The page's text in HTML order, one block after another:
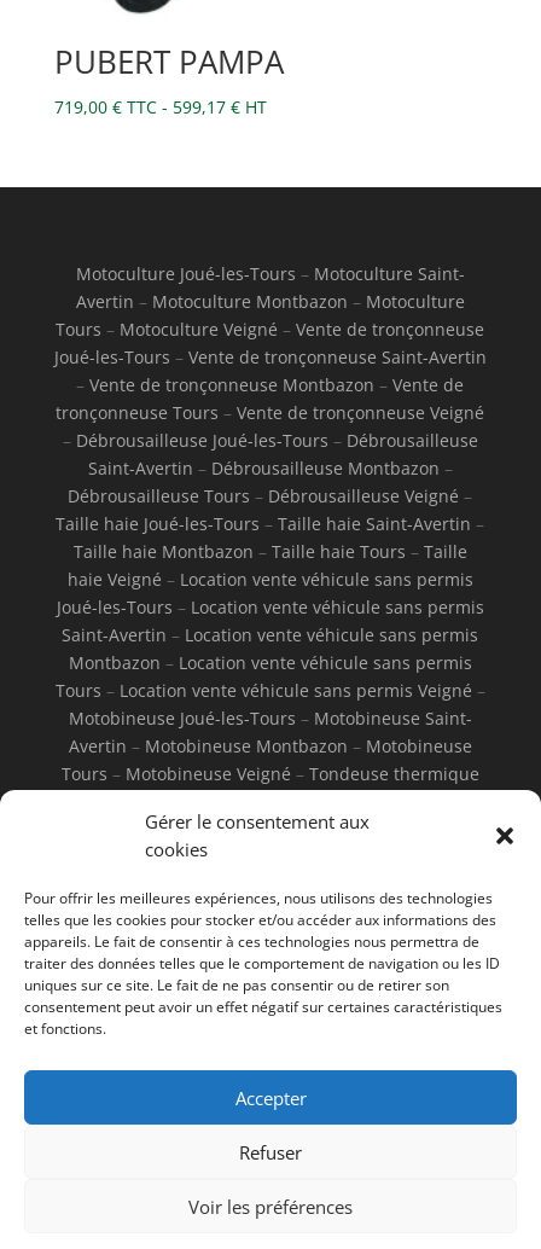
Gérer le consentement aux
cookies
Pour offrir les meilleures expériences, nous utilisons des technologies
telles que les cookies pour stocker et/ou accéder aux informations des
appareils. Le fait de consentir à ces technologies nous permettra de
traiter des données telles que le comportement de navigation ou les ID
uniques sur ce site. Le fait de ne pas consentir ou de retirer son
consentement peut avoir un effet négatif sur certaines caractéristiques
et fonctions.
Accepter
Refuser
Voir les préférences
PUBERT PAMPA
719,00 € TTC - 599,17 €HT
Motoculture Joué-les-Tours – Motoculture Saint-
Avertin – Motoculture Montbazon – Motoculture
Tours – Motoculture Veigné –Vente de tronçonneuse
Joué-les-Tours – Vente de tronçonneuse Saint-Avertin
–Vente de tronçonneuse Montbazon –Vente de
tronçonneuse Tours –Vente de tronçonneuse Veigné
– Débrousailleuse Joué-les-Tours – Débrousailleuse
Saint-Avertin – Débrousailleuse Montbazon –
Débrousailleuse Tours – Débrousailleuse Veigné –
Taille haie Joué-les-Tours –Taille haie Saint-Avertin –
Taille haie Montbazon – Taille haie Tours – Taille
haie Veigné – Location vente véhicule sans permis
Joué-les-Tours – Location vente véhicule sans permis
Saint-Avertin – Location vente véhicule sans permis
Montbazon – Location vente véhicule sans permis
Tours – Location vente véhicule sans permis Veigné –
Motobineuse Joué-les-Tours – Motobineuse Saint-
Avertin – Motobineuse Montbazon – Motobineuse
Tours – Motobineuse Veigné – Tondeuse thermique
Tondeuse thermique Montbazon–
thermique Tours
électrique Saint-Avertin–Tondeuse électrique
Montbazon–Tondeuse électrique Tours–Tondeuse
électrique Veigné
Mentions Légales
© Jamin Motoculture - 2026 - Tous